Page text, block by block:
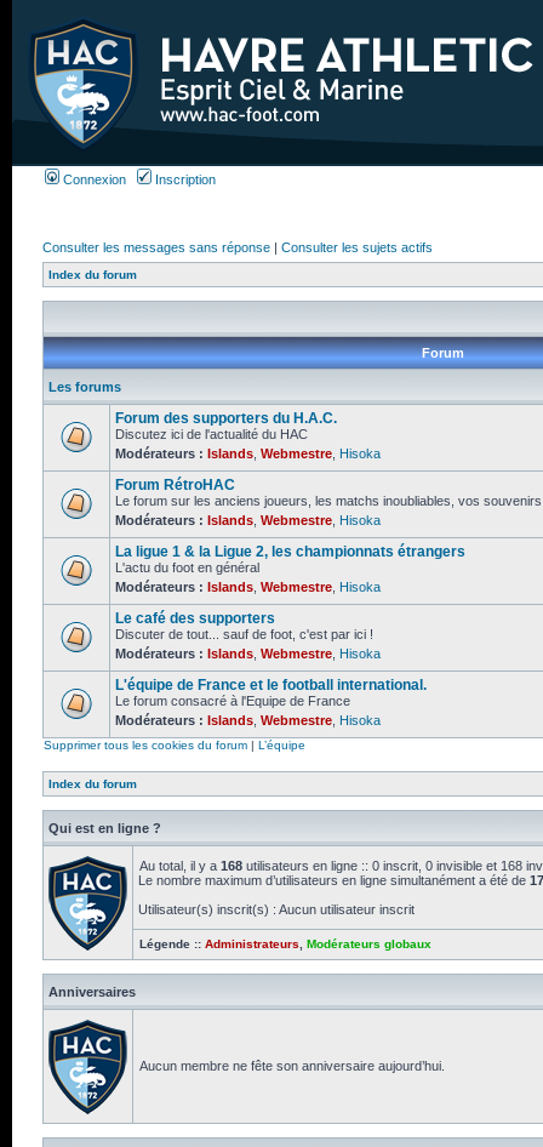
Connexion Inscription
Consulter les messages sans réponse | Consulter les sujets actifs
Index du forum
Forum
Les forums
Forum des supporters du H.A.C.
Discutez ici de l'actualité du HAC
Modérateurs : Islands Webmestre Hisoka
Forum RétroHAC
Le forum sur les anciens joueurs, les matchs inoubliables, vos
Modérateurs : Islands Webmestre Hisoka
La ligue 1 & la Ligue 2, les championnats étrangers
L'actu du foot en général
Modérateurs : Islands Webmestre Hisoka
Le café des supporters
Discuter de tout... sauf de foot, c'est par ici !
Modérateurs : Islands Webmestre Hisoka
L'équipe de France et le football international.
Le forum consacré à l'Equipe de France
Modérateurs : Islands Webmestre Hisoka
Supprimer tous les cookies du forum | L’équipe
Index du forum
Qui est en ligne ?
Au total, il y a 168 utilisateurs en ligne :: 0 inscrit, 0 invisible et 168
Le nombre maximum d’utilisateurs en ligne simultanément a été de
Utilisateur(s) inscrit(s) : Aucun utilisateur inscrit
Légende :: Administrateurs Modérateurs globaux
Anniversaires
Aucun membre ne fête son anniversaire aujourd’hui.